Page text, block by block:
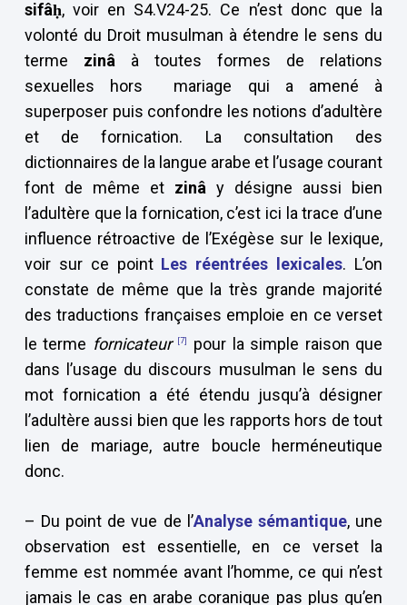
sifâḥ, voir en S4.V24-25. Ce n’est donc que la
volonté du Droit musulman à étendre le sens du
terme zinâ à toutes formes de relations
sexuelles hors mariage qui a amené à
superposer puis confondre les notions d’adultère
et de fornication. La consultation des
dictionnaires de la langue arabe et l’usage courant
font de même et zinâ y désigne aussi bien
l’adultère que la fornication, c’est ici la trace d’une
influence rétroactive de l’Exégèse sur le lexique,
voir sur ce point Les réentrées lexicales. L’on
constate de même que la très grande majorité
des traductions françaises emploie en ce verset
le terme fornicateur [7]
pour la simple raison que
dans l’usage du discours musulman le sens du
mot fornication a été étendu jusqu’à désigner
l’adultère aussi bien que les rapports hors de tout
lien de mariage, autre boucle herméneutique
donc.
– Du point de vue de l’Analyse sémantique, une
observation est essentielle, en ce verset la
femme est nommée avant l’homme, ce qui n’est
jamais le cas en arabe coranique pas plus qu’en